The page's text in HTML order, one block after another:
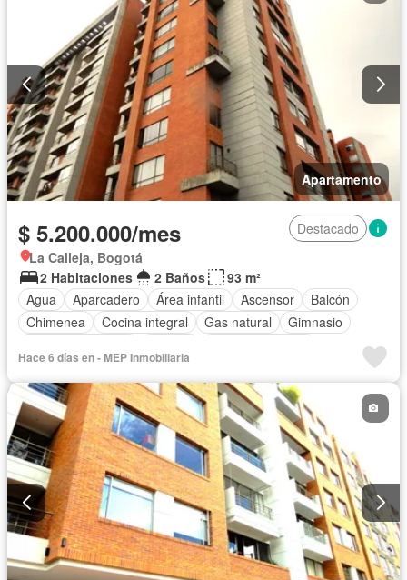
Apartamento
$ 5.200.000/mes
Destacado
La Calleja, Bogotá
2 Habitaciones
2 Baños
93 m²
Agua
Aparcadero Área infantil Ascensor
Balcón
Chimenea
Cocina integral Gas natural
Gimnasio
Hace 6 días en - MEP Inmobiliaria